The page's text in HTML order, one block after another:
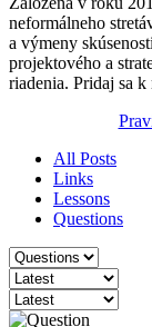
neformálneho
a výmeny
projektového a
riadenia. Pridaj sa k
All Posts
Links
Lessons
Questions